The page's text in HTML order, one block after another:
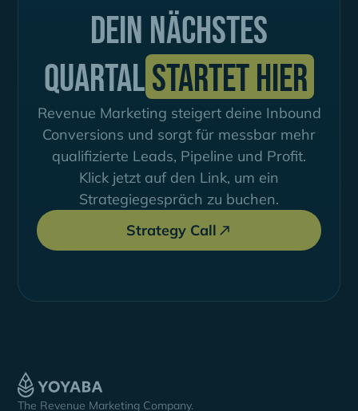
Dein nächstes
Quartalstartet hier
Revenue Marketing steigert deine Inbound
Conversions und sorgt für messbar mehr
qualifizierte Leads, Pipeline und Profit.
Klick jetzt auf den Link, um ein
Strategiegespräch zu buchen.
Strategy Call
The Revenue Marketing Company.